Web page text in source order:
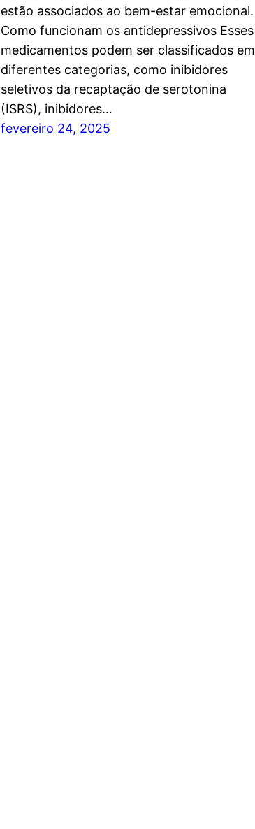
estão associados ao bem-estar emocional.
Como funcionam os antidepressivos Esses
medicamentos podem ser classificados em
diferentes categorias, como inibidores
seletivos da recaptação de serotonina
(ISRS), inibidores…
fevereiro 24, 2025